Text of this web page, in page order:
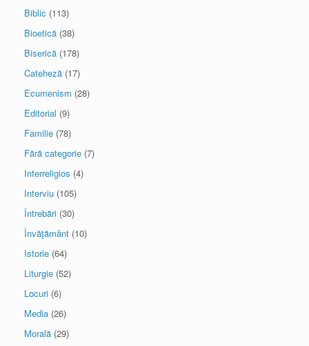
Biblic (113)
Bioetică (38)
Biserică (178)
Cateheză (17)
Ecumenism (28)
Editorial (9)
Familie (78)
Fără categorie (7)
Interreligios (4)
Interviu (105)
Întrebări (30)
Învăţământ (10)
Istorie (64)
Liturgie (52)
Locuri (6)
Media (26)
Morală (29)